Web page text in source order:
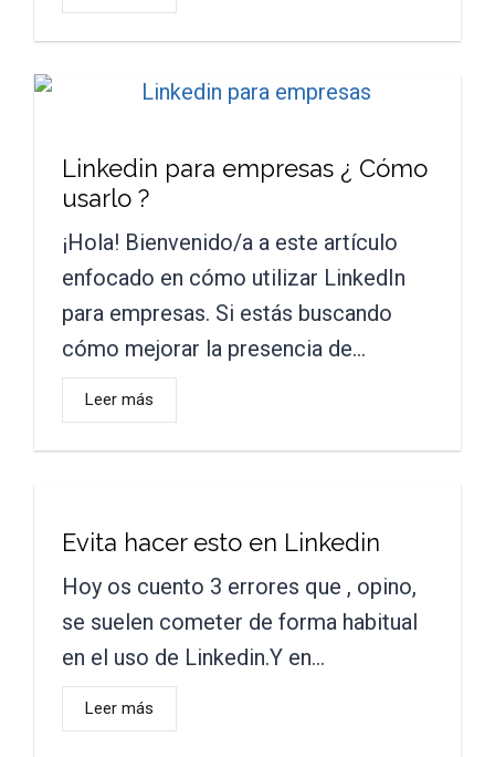
Linkedin para empresas ¿ Cómo
usarlo ?
¡Hola! Bienvenido/a a este artículo
enfocado en cómo utilizar LinkedIn
para empresas. Si estás buscando
cómo mejorar la presencia de…
Leer más
Evita hacer esto en Linkedin
Hoy os cuento 3 errores que , opino,
se suelen cometer de forma habitual
en el uso de Linkedin.Y en…
Leer más